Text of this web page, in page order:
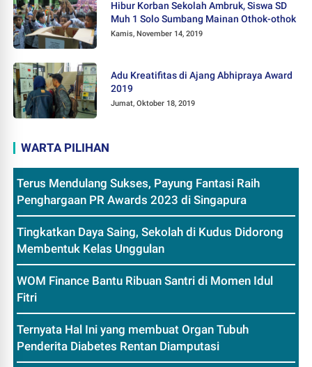
Hibur Korban Sekolah Ambruk, Siswa SD
Muh 1 Solo Sumbang Mainan Othok-othok
Kamis, November 14, 2019
Adu Kreatifitas di Ajang Abhipraya Award
2019
Jumat, Oktober 18, 2019
WARTA PILIHAN
Terus Mendulang Sukses, Payung Fantasi Raih
Penghargaan PR Awards 2023 di Singapura
Tingkatkan Daya Saing, Sekolah di Kudus Didorong
Membentuk Kelas Unggulan
WOM Finance Bantu Ribuan Santri di Momen Idul
Fitri
Ternyata Hal Ini yang membuat Organ Tubuh
Penderita Diabetes Rentan Diamputasi